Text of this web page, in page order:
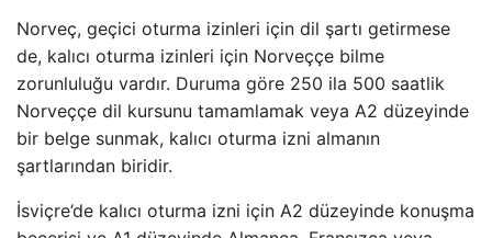
Norveç, geçici oturma izinleri için dil şartı getirmese
de, kalıcı oturma izinleri için Norveççe bilme
zorunluluğu vardır. Duruma göre 250 ila 500 saatlik
Norveççe dil kursunu tamamlamak veya A2 düzeyinde
bir belge sunmak, kalıcı oturma izni almanın
şartlarından biridir.
İsviçre’de kalıcı oturma izni için A2 düzeyinde konuşma